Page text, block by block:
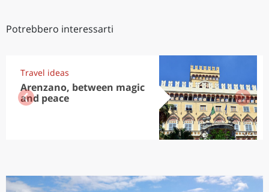
Potrebbero interessarti
Travel ideas
Arenzano, between magic
and peace